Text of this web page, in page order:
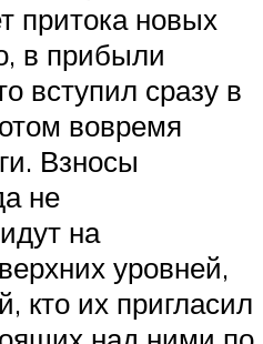
притока новых
в прибыли
вступил сразу в
вовремя
Взносы
не
на
уровней,
кто их пригласил